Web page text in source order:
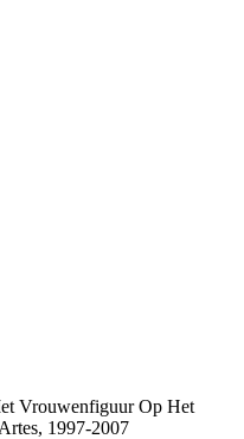
Vrouwenfiguur Op Het
1997-2007